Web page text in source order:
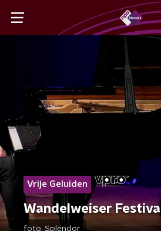
Vrije Geluiden
Wandelweiser Festival
foto: Splendor